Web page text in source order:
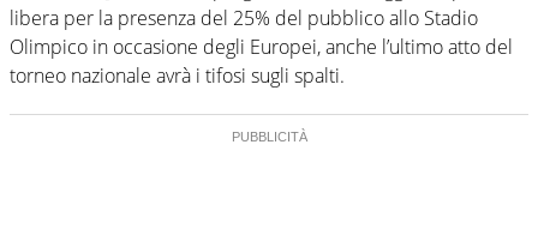
libera per la presenza del 25% del pubblico allo Stadio
Olimpico in occasione degli Europei, anche l’ultimo atto del
torneo nazionale avrà i tifosi sugli spalti.